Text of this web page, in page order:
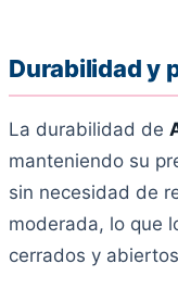
Durabilidad y
La durabilidad de
manteniendo su
sin necesidad de
moderada, lo que
cerrados y